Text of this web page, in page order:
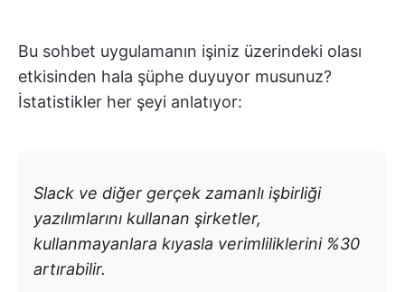
Bu sohbet uygulamanın işiniz üzerindeki olası
etkisinden hala şüphe duyuyor musunuz?
İstatistikler her şeyi anlatıyor:
Slack ve diğer gerçek zamanlı işbirliği
yazılımlarını kullanan şirketler,
kullanmayanlara kıyasla verimliliklerini %30
artırabilir.